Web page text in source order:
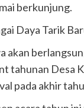
berkunjung.
Daya Tarik
akan
tahunan Desa
pada akhir